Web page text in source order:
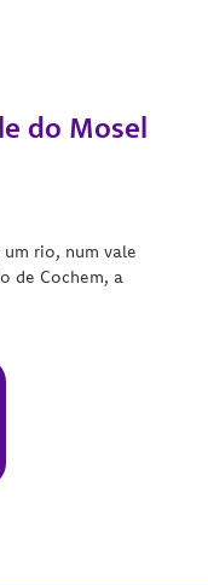
do Mosel
um rio, num vale
de Cochem, a